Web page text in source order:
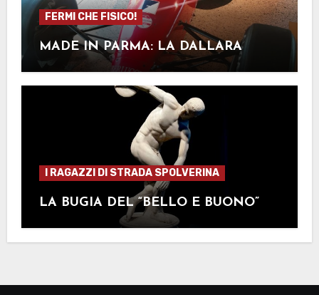
FERMI CHE FISICO!
MADE IN PARMA: LA DALLARA
I RAGAZZI DI STRADA SPOLVERINA
LA BUGIA DEL “BELLO E BUONO”